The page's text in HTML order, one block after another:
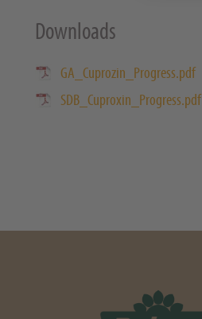
Downloads
GA_Cuprozin_Progress.pdf
SDB_Cuproxin_Progress.pdf